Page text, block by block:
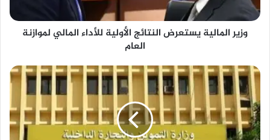
لموازنة
العام
وزير المالية يستعرض النتائج الأولية للأداء المالي لموازنة
العام
مناقصة
لتوريد
40
ألف
طن
زيت